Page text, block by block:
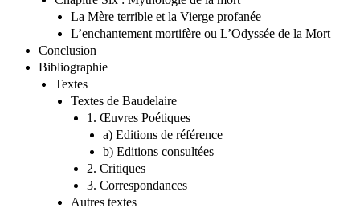
Chapitre Six : Mythologie de la mort
La Mère terrible et la Vierge profanée
L’enchantement mortifère ou L’Odyssée de la Mort
Conclusion
Bibliographie
Textes
Textes de Baudelaire
1. Œuvres Poétiques
a) Editions de référence
b) Editions consultées
2. Critiques
3. Correspondances